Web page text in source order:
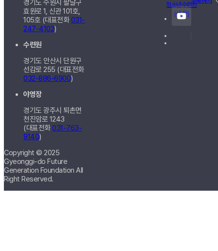
경기도 수원시 팔달구
효원로 1, 신관101호,
105호 (대표전화031-
247-4102)
수련원
경기도 안산시 단원구
선감로 255 (대표전화
032-886-6900)
야영장
경기도 광주시 퇴촌면
천진암로 1243
(대표전화031-763-
9140)
Copyright © 2025
Gyeonggi-do Future
Generation Foundation All
Right Reserved.
청소년수련원
(새 창)